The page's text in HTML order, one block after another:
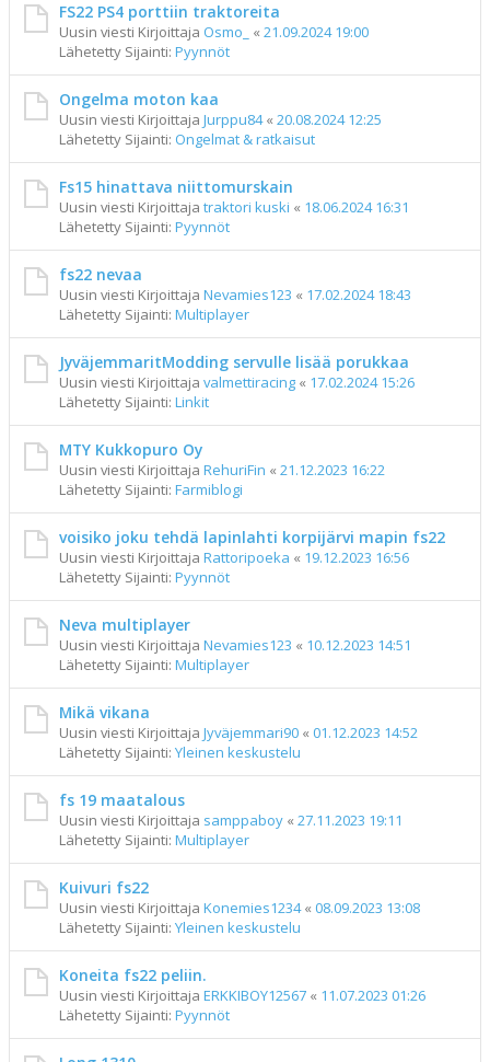
FS22 PS4 porttiin traktoreita
Uusin viesti Kirjoittaja Osmo_ « 21.09.2024 19:00
Lähetetty Sijainti: Pyynnöt
Ongelma moton kaa
Uusin viesti Kirjoittaja Jurppu84« 20.08.2024 12:25
Lähetetty Sijainti: Ongelmat & ratkaisut
Fs15 hinattava niittomurskain
Uusin viesti Kirjoittaja traktori kuski « 18.06.2024 16:31
Lähetetty Sijainti: Pyynnöt
fs22 nevaa
Uusin viesti Kirjoittaja Nevamies123 « 17.02.2024 18:43
Lähetetty Sijainti: Multiplayer
JyväjemmaritModding servulle lisää porukkaa
Uusin viesti Kirjoittaja valmettiracing « 17.02.2024 15:26
Lähetetty Sijainti: Linkit
MTY Kukkopuro Oy
Uusin viesti Kirjoittaja RehuriFin « 21.12.2023 16:22
Lähetetty Sijainti: Farmiblogi
voisiko joku tehdä lapinlahti korpijärvi mapin fs22
Uusin viesti Kirjoittaja Rattoripoeka « 19.12.2023 16:56
Lähetetty Sijainti: Pyynnöt
Neva multiplayer
Uusin viesti Kirjoittaja Nevamies123 « 10.12.2023 14:51
Lähetetty Sijainti: Multiplayer
Mikä vikana
Uusin viesti Kirjoittaja Jyväjemmari90 « 01.12.2023 14:52
Lähetetty Sijainti: Yleinen keskustelu
fs 19 maatalous
Uusin viesti Kirjoittaja samppaboy « 27.11.2023 19:11
Lähetetty Sijainti: Multiplayer
Kuivuri fs22
Uusin viesti Kirjoittaja Konemies1234« 08.09.2023 13:08
Lähetetty Sijainti: Yleinen keskustelu
Koneita fs22 peliin.
Uusin viesti Kirjoittaja ERKKIBOY12567 « 11.07.2023 01:26
Lähetetty Sijainti: Pyynnöt